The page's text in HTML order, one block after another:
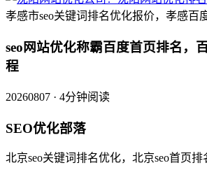
孝感市seo关键词排名优化报价，孝感百
seo网站优化称霸百度首页排名，
程
20260807 · 4分钟阅读
SEO优化部落
北京seo关键词排名优化，北京seo首页排